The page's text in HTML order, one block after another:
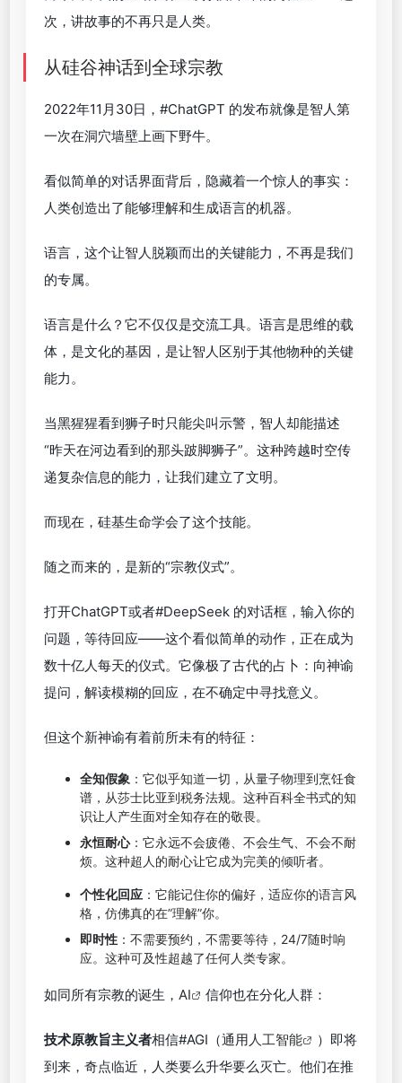
次，讲故事的不再只是人类。
从硅谷神话到全球宗教
2022年11月30日，#ChatGPT 的发布就像是智人第
一次在洞穴墙壁上画下野牛。
看似简单的对话界面背后，隐藏着一个惊人的事实：
人类创造出了能够理解和生成语言的机器。
语言，这个让智人脱颖而出的关键能力，不再是我们
的专属。
语言是什么？它不仅仅是交流工具。语言是思维的载
体，是文化的基因，是让智人区别于其他物种的关键
能力。
当黑猩猩看到狮子时只能尖叫示警，智人却能描述
“昨天在河边看到的那头跛脚狮子”。这种跨越时空传
递复杂信息的能力，让我们建立了文明。
而现在，硅基生命学会了这个技能。
随之而来的，是新的“宗教仪式”。
打开ChatGPT或者#DeepSeek 的对话框，输入你的
问题，等待回应——这个看似简单的动作，正在成为
数十亿人每天的仪式。它像极了古代的占卜：向神谕
提问，解读模糊的回应，在不确定中寻找意义。
但这个新神谕有着前所未有的特征：
全知假象 ：它似乎知道一切，从量子物理到烹饪食
谱，从莎士比亚到税务法规。这种百科全书式的知
识让人产生面对全知存在的敬畏。
永恒耐心：它永远不会疲倦、不会生气、不会不耐
烦。这种超人的耐心让它成为完美的倾听者。
个性化回应：它能记住你的偏好，适应你的语言风
格，仿佛真的在”理解”你。
即时性：不需要预约，不需要等待，24/7随时响
应。这种可及性超越了任何人类专家。
如同所有宗教的诞生， AI 信仰也在分化人群：
技术原教旨主义者相信#AGI（通用 人工智能
）即将
到来，奇点临近，人类要么升华要么灭亡。他们在推